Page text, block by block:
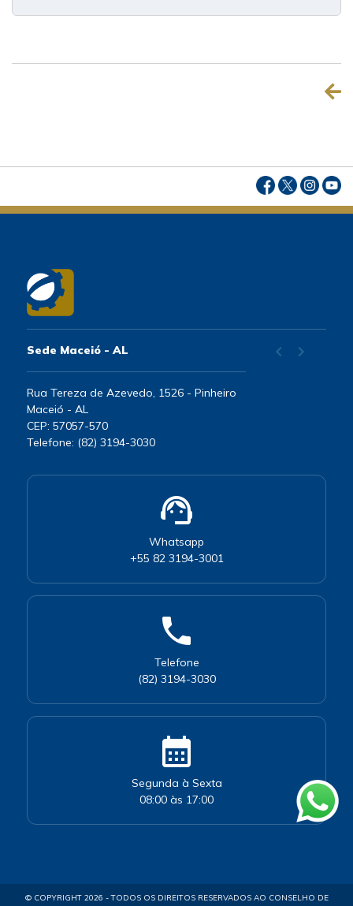
Sede Maceió - AL chevron_left chevron_right
Rua Tereza de Azevedo, 1526 - Pinheiro
Maceió - AL
CEP: 57057-570
Telefone: (82) 3194-3030
support_agent
Whatsapp
+55 82 3194-3001
phone
Telefone
(82) 3194-3030
calendar_month
Segunda à Sexta
08:00 às 17:00
© COPYRIGHT 2026 - TODOS OS DIREITOS RESERVADOS AO CONSELHO DE